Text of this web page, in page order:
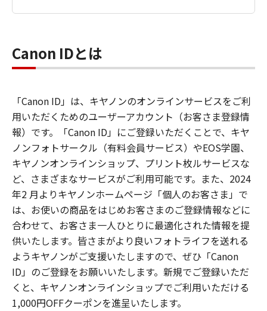
Canon IDとは
「Canon ID」は、キヤノンのオンラインサービスをご利
用いただくためのユーザーアカウント（お客さま登録情
報）です。「Canon ID」にご登録いただくことで、キヤ
ノンフォトサークル（有料会員サービス）やEOS学園、
キヤノンオンラインショップ、プリント枚ルサービスな
ど、さまざまなサービスがご利用可能です。また、2024
年2 月よりキヤノンホームページ「個人のお客さま」で
は、お使いの商品をはじめお客さまのご登録情報などに
合わせて、お客さま一人ひとりに最適化された情報を提
供いたします。皆さまがより良いフォトライフを送れる
ようキヤノンがご支援いたしますので、ぜひ「Canon
ID」のご登録をお願いいたします。新規でご登録いただ
くと、キヤノンオンラインショップでご利用いただける
1,000円OFFクーポンを進呈いたします。